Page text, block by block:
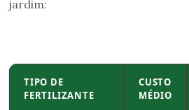
jardim:
TIPO DE
FERTILIZANTE
CUSTO
MÉDIO